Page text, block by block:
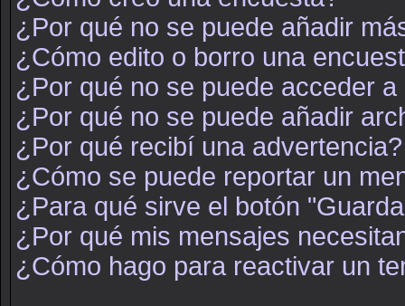
¿Por qué no se puede añadir
¿Cómo edito o borro una
¿Por qué no se puede acceder a
¿Por qué no se puede añadir
¿Por qué recibí una advertencia?
¿Cómo se puede reportar un
¿Para qué sirve el botón
¿Por qué mis mensajes
¿Cómo hago para reactivar un